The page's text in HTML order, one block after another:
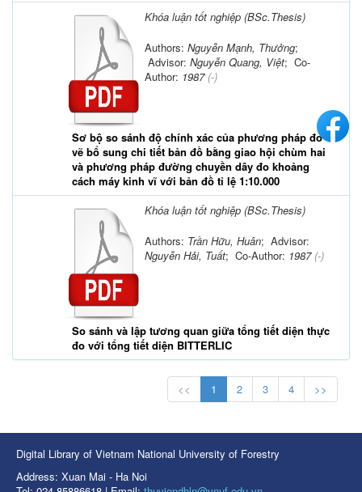
Khóa luận tốt nghiệp (BSc.Thesis)
Sơ bộ so sánh độ chính xác của phương pháp đo
vẽ bổ sung chi tiết bản đồ bằng giao hội chùm hai
và phương pháp đường chuyền dây đo khoảng
cách máy kinh vĩ với bản đồ tỉ lệ 1:10.000
Authors: Nguyễn Mạnh, Thưởng;
Advisor: Nguyễn Quang, Việt; Co-
Author: 1987(-)
Khóa luận tốt nghiệp (BSc.Thesis)
So sánh và lập tương quan giữa tổng tiết diện thực
đo với tổng tiết diện BITTERLIC
Authors: Trần Hữu, Huân; Advisor:
Nguyễn Hải, Tuất; Co-Author: 1987(-)
<< 1 2 3 4 >>
Digital Library of Vietnam National University of Forestry
Address: Xuan Mai - Ha Noi